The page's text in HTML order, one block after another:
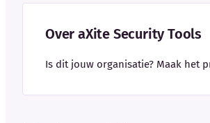
Over aXite Security Tools
Is dit jouw organisatie? Maak het